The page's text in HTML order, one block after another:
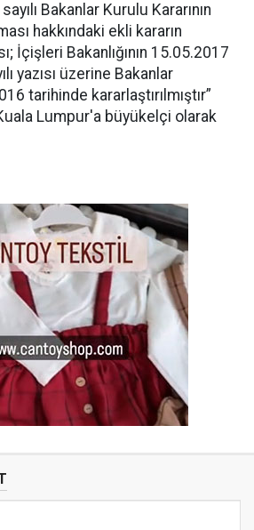
Bakanlar Kurulu Kararının
hakkındaki ekli kararın
İçişleri Bakanlığının 15.05.2017
yazısı üzerine Bakanlar
tarihinde kararlaştırılmıştır”
Lumpur'a büyükelçi olarak